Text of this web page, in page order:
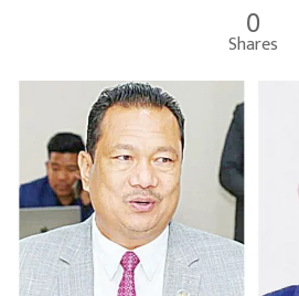
0
Shares